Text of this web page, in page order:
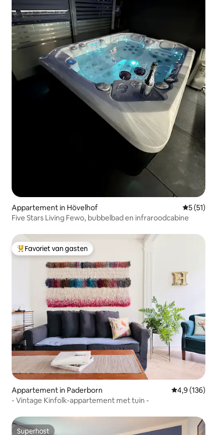
Appartement in Hövelhof
5 (51)
Five Stars Living Fewo, bubbelbad en infraroodcabine
Topfavoriet van gasten
Favoriet van gasten
Appartement in Paderborn Gemiddelde
4,9 (136)
- Vintage Kinfolk-appartement met tuin -
Superhost